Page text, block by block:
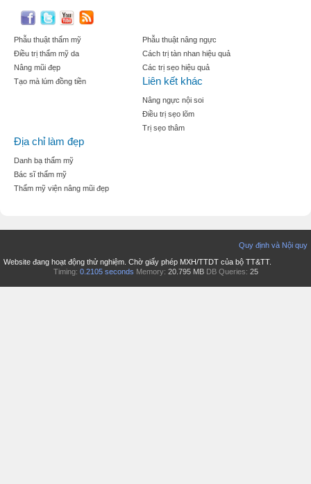
Phẫu thuật thẩm mỹ
Điều trị thẩm mỹ da
Nâng mũi đẹp
Tạo mà lúm đồng tiền
Phẫu thuật nâng ngực
Cách trị tàn nhan hiệu quả
Các trị sẹo hiệu quả
Liên kết khác
Nâng ngực nội soi
Điều trị sẹo lõm
Trị sẹo thâm
Địa chỉ làm đẹp
Danh bạ thẩm mỹ
Bác sĩ thẩm mỹ
Thẩm mỹ viện nâng mũi đẹp
Quy định và Nội quy
Website đang hoạt động thử nghiệm. Chờ giấy phép MXH/TTDT của bộ TT&TT.
Timing: 0.2105 seconds Memory: 20.795 MB DB Queries: 25